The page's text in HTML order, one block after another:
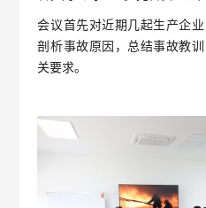
会议首先对近期几起生产企
剖析事故原因，总结事故教
关要求。